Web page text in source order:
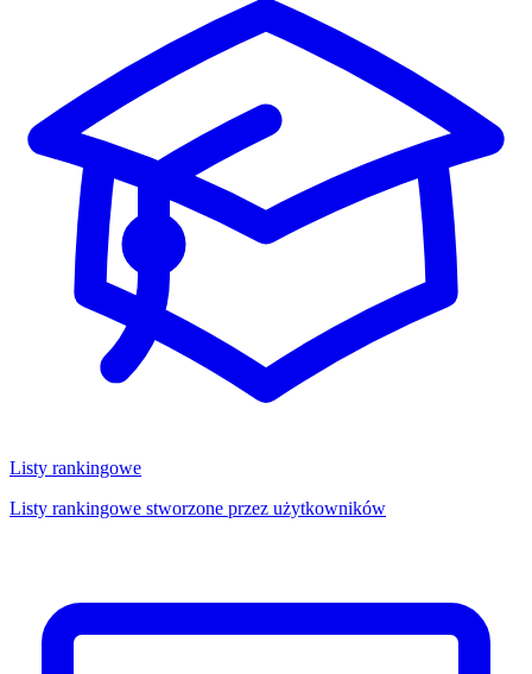
Listy rankingowe
Listy rankingowe stworzone przez użytkowników